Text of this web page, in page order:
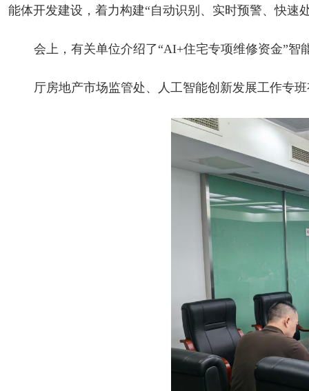
能体开发建设，着力构建“自动识别、实时预警、快速
会上，有关单位介绍了“AI+住宅专项维修资金”
厅房地产市场监管处、人工智能创新发展工作专